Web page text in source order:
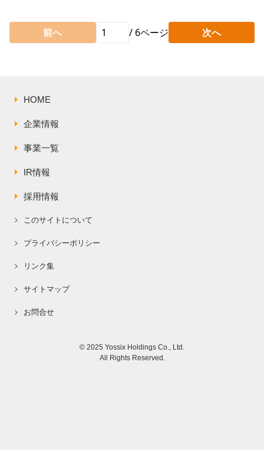
前へ / 6ページ 次へ
HOME
企業情報
事業一覧
IR情報
採用情報
このサイトについて
プライバシーポリシー
リンク集
サイトマップ
お問合せ
© 2025 Yossix Holdings Co., Ltd.
All Rights Reserved.